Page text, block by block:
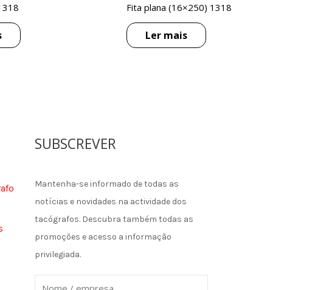
Fita plana (16×250) 1318
Ler mais
SUBSCREVER
Mantenha-se informado de todas as
notícias e novidades na actividade dos
tacógrafos. Descubra também todas as
promoções e acesso a informação
privilegiada.
Nome